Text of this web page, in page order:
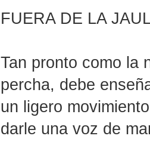
FUERA DE LA
Tan pronto como la
percha, debe
un ligero
darle una voz de